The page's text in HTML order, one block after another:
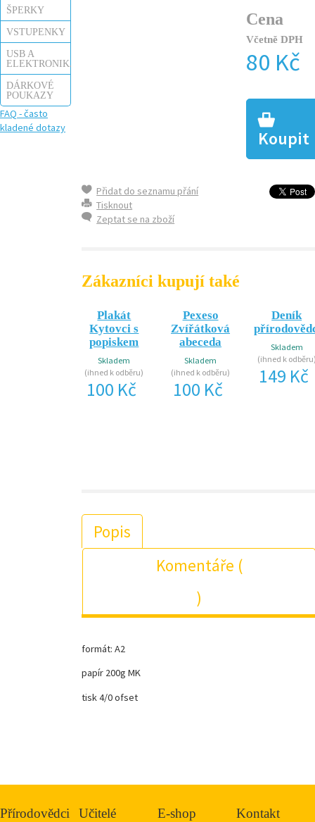
ŠPERKY
VSTUPENKY
USB A
ELEKTRONIKA
DÁRKOVÉ
POUKAZY
FAQ - často
kladené dotazy
Cena
Včetně DPH
80 Kč
Koupit
Přidat do seznamu přání
Tisknout
Zeptat se na zboží
Zákazníci kupují také
Plakát
Kytovci s
popiskem
Skladem
(ihned k odběru)
100 Kč
Pexeso
Zvířátková
abeceda
Skladem
(ihned k odběru)
100 Kč
Deník
Skladem
(ihned k
149 Kč
Popis
Komentáře (
)
formát: A2
papír 200g MK
tisk 4/0 ofset
Přírodovědci Učitelé E-shop Kontakt